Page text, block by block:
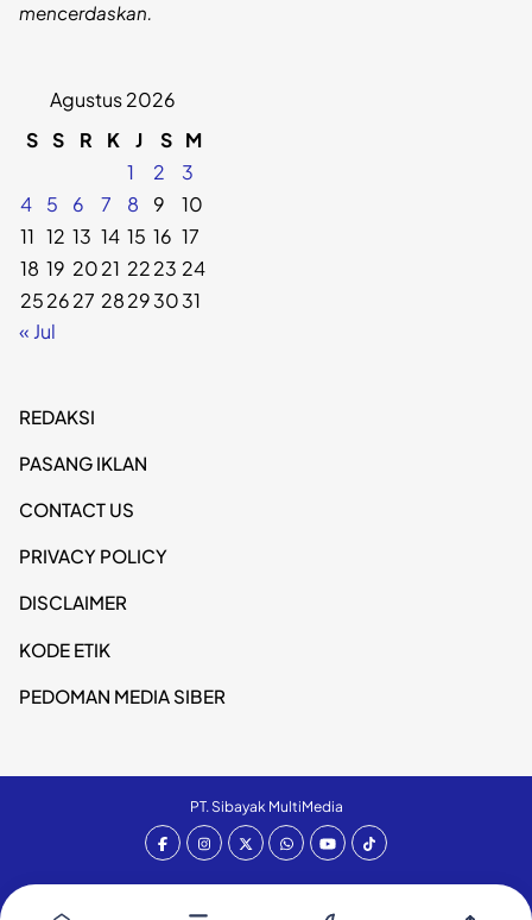
mencerdaskan.
Agustus 2026
S S R K J S M
1
2
3
4
5 6 7 8 9
10
11 12 13 14 15 16 17
18 19 2021 2223 24
252627 28293031
« Jul
REDAKSI
PASANG IKLAN
CONTACT US
PRIVACY POLICY
DISCLAIMER
KODE ETIK
PEDOMAN MEDIA SIBER
PT. Sibayak MultiMedia